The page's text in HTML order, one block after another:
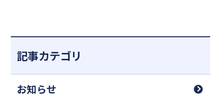
記事カテゴリ
お知らせ